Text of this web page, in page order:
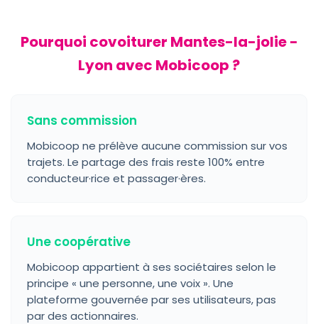
Pourquoi covoiturer Mantes-la-jolie -
Lyon avec Mobicoop ?
Sans commission
Mobicoop ne prélève aucune commission sur vos
trajets. Le partage des frais reste 100% entre
conducteur·rice et passager·ères.
Une coopérative
Mobicoop appartient à ses sociétaires selon le
principe « une personne, une voix ». Une
plateforme gouvernée par ses utilisateurs, pas
par des actionnaires.